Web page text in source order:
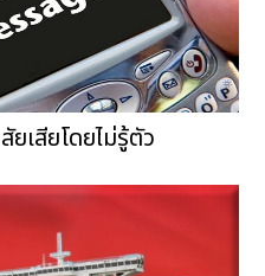
เสียโดยไม่รู้ตัว